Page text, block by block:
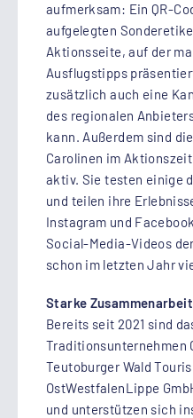
aufmerksam: Ein QR-
aufgelegten
Aktionsseite, auf der
Ausflugstipps
zusätzlich auch eine
des regionalen
kann. Außerdem sind
Carolinen im
aktiv. Sie testen einige
und teilen ihre
Instagram und
Social-Media-Videos
schon im letzten Jahr
Starke
Bereits seit 2021 sind
Traditionsunternehmen
Teutoburger Wald
OstWestfalenLippe
und unterstützen sich